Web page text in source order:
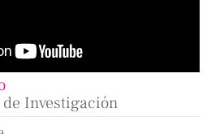
Investigación